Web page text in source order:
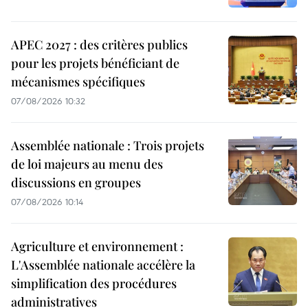
APEC 2027 : des critères publics
pour les projets bénéficiant de
mécanismes spécifiques
07/08/2026 10:32
Assemblée nationale : Trois projets
de loi majeurs au menu des
discussions en groupes
07/08/2026 10:14
Agriculture et environnement :
L'Assemblée nationale accélère la
simplification des procédures
administratives